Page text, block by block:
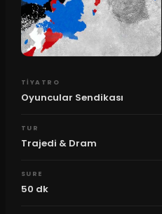
TIYATRO
Oyuncular Sendikası
TUR
Trajedi & Dram
SURE
50 dk